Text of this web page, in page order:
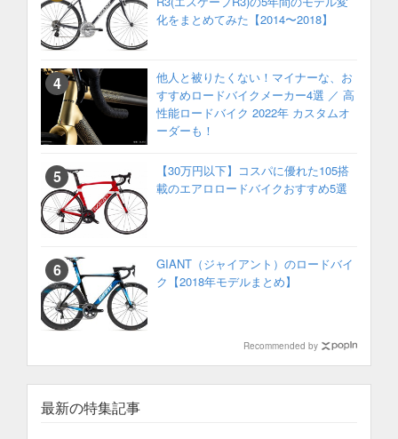
化をまとめてみた【2014〜2018】
他人と被りたくない！マイナーな、お
すすめロードバイクメーカー4選 ／ 高
性能ロードバイク 2022年 カスタムオ
ーダーも！
【30万円以下】コスパに優れた105搭
載のエアロロードバイクおすすめ5選
GIANT（ジャイアント）のロードバイ
ク【2018年モデルまとめ】
Recommended by
最新の特集記事